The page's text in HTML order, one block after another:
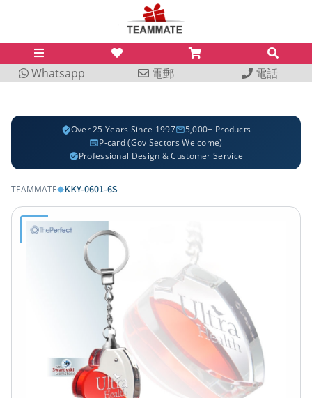
Whatsapp 電郵 電話
Over 25 Years Since 1997
5,000+ Products
P-card (Gov Sectors Welcome)
Professional Design & Customer Service
TEAMMATE◆KKY-0601-6S